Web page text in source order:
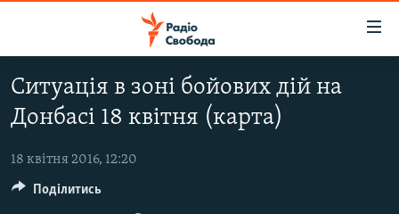
до
основного
Перейти
до
РАДІО СВОБОДА – 70 РОКІВ
ВСЕ ЗА ДОБУ
СТАТТІ
ПОЛІТИКА
ВІЙНА
Ситуація в зоні бойових дій на
Донбасі 18 квітня (карта)
18 квітня 2016, 12:20
Поділитись